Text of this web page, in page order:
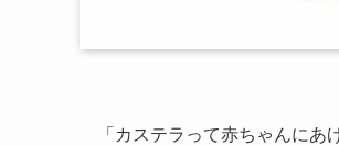
「カステラって赤ちゃんに